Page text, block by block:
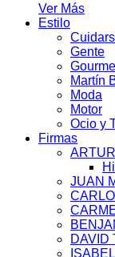
Ver Más
Estilo
Gente
Martín
Moda
Motor
Ocio y
Firmas
JUAN
DAVID